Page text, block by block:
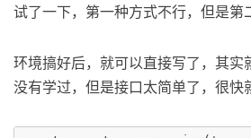
试了一下，第一种方式不行，但是第
环境搞好后，就可以直接写了，其
没有学过，但是接口太简单了，很快